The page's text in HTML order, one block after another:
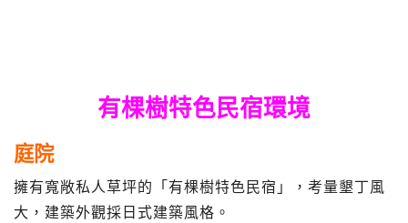
有棵樹特色民宿環境
庭院
擁有寬敞私人草坪的「有棵樹特色民宿」，考量墾丁風
大，建築外觀採日式建築風格。